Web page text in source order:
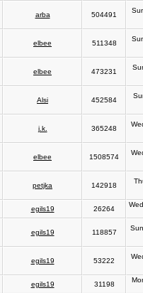
arba 504491
elbee 511348
elbee 473231
Alsi 452584
j.k. 365248
elbee 1508574
petjka 142918
egils19 26264
egils19 118857
egils19 53222
egils19 31198